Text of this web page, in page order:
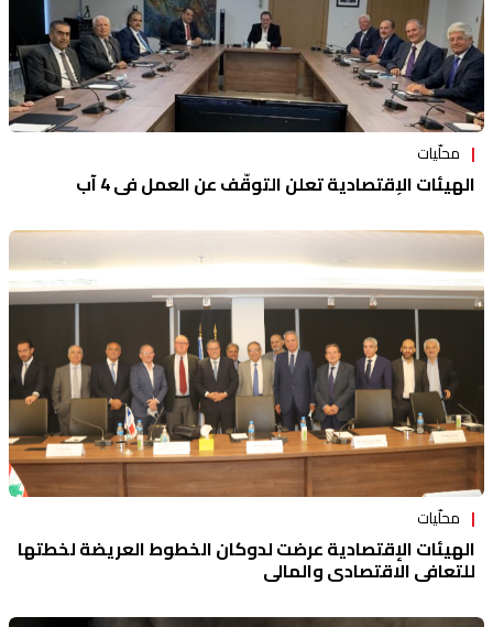
محلّيات
الهيئات الإقتصادية تعلن التوقّف عن العمل في 4 آب
محلّيات
الهيئات الإقتصادية عرضت لدوكان الخطوط العريضة لخطتها
للتعافي الاقتصادي والمالي